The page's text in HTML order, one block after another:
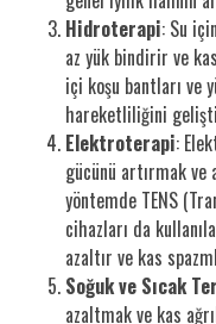
Hidroterapi: Su
az yük bindirir ve
içi koşu bantları ve
hareketliliğini
Elektroterapi:
gücünü artırmak ve
yöntemde TENS
cihazları da
azaltır ve kas
Soğuk ve Sıcak
azaltmak ve kas